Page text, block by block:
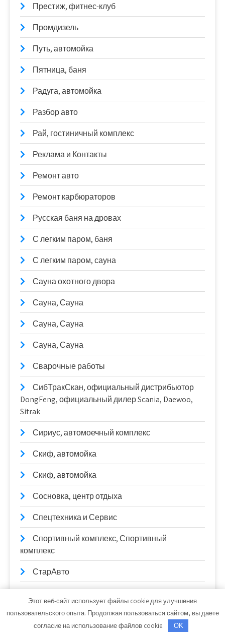
Престиж, фитнес-клуб
Промдизель
Путь, автомойка
Пятница, баня
Радуга, автомойка
Разбор авто
Рай, гостиничный комплекс
Реклама и Контакты
Ремонт авто
Ремонт карбюраторов
Русская баня на дровах
С легким паром, баня
С легким паром, сауна
Сауна охотного двора
Сауна, Сауна
Сауна, Сауна
Сауна, Сауна
Сварочные работы
СибТракСкан, официальный дистрибьютор
DongFeng, официальный дилер Scania, Daewoo,
Sitrak
Сириус, автомоечный комплекс
Скиф, автомойка
Скиф, автомойка
Сосновка, центр отдыха
Спецтехника и Сервис
Спортивный комплекс, Спортивный
комплекс
СтарАвто
Старые традиции, комплекс отдыха
Этот веб-сайт использует файлы cookie для улучшения
пользовательского опыта. Продолжая пользоваться сайтом, вы даете
согласие на использование файлов cookie.
OK